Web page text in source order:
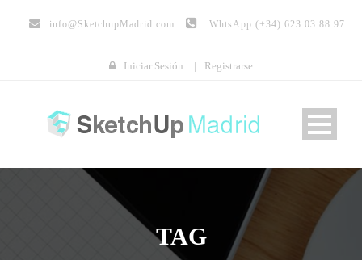
info@SketchupMadrid.com WhtsApp (+34) 623 03 88 97
Iniciar Sesión | Registrarse
TAG